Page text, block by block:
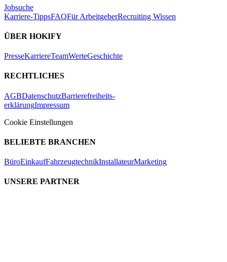
Jobsuche
Karriere-TippsFAQFür ArbeitgeberRecruiting Wissen
ÜBER HOKIFY
PresseKarriereTeamWerteGeschichte
RECHTLICHES
AGBDatenschutzBarrierefreiheits-
erklärungImpressum
Cookie Einstellungen
BELIEBTE BRANCHEN
BüroEinkaufFahrzeugtechnikInstallateurMarketing
UNSERE PARTNER